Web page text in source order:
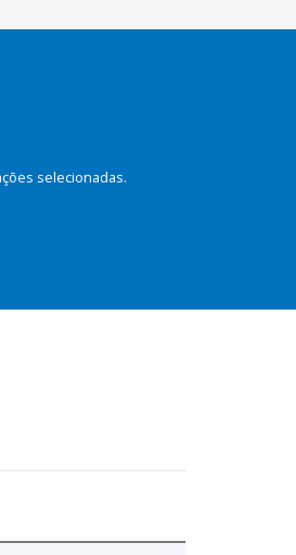
selecionadas.